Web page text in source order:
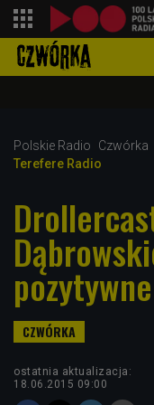
Polskie Radio
Czwórka
Terefere Radio
ostatnia aktualizacja:
18.06.2015 09:00